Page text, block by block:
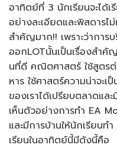
อาทิตย์ที่ 3 นักเรียนจะได้
อย่างละเอียดและพิสดาร
สำคัญมาก!! เพราะว่าการ
ออกLOTนั้นเป็นเรื่องสำ
นที่ดี คณิตศาสตร์ ใช้สูตร
หาร ใช้ศาสตร์ความน่าจะ
ของเราได้เปรียบตลาดแล
เห็นตัวอย่างการทำ EA
และมีการบ้านให้นักเรียน
เรียนในอาทิตย์นี้มีดังนี้คือ